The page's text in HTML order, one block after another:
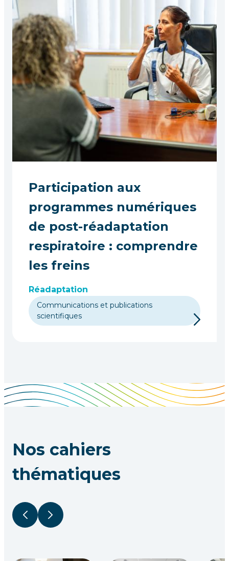
Participation aux
programmes numériques
de post-réadaptation
respiratoire : comprendre
les freins
Réadaptation
Communications et publications
scientifiques
Nos cahiers
thématiques
PrécédentSuivant